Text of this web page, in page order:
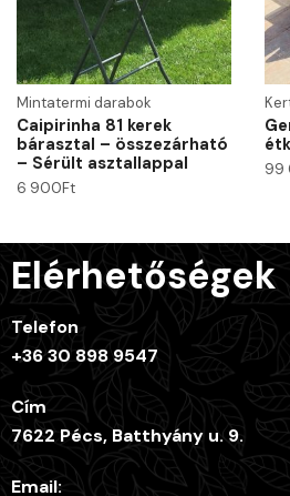
Mintatermi darabok
Caipirinha 81 kerek
bárasztal – összezárható
– Sérült asztallappal
6 900Ft
99
Elérhetőségek
Telefon
+36 30 898 9547
Cím
7622 Pécs, Batthyány u. 9.
Email: